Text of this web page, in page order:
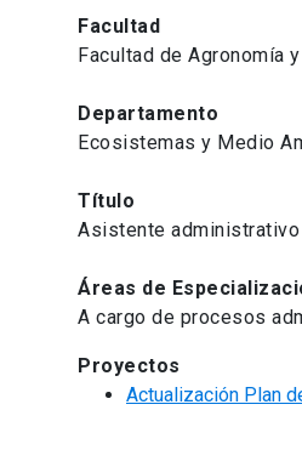
Facultad
Facultad de Agronomía
Departamento
Ecosistemas y Medio
Título
Asistente administrativo
Áreas de
A cargo de procesos
Proyectos
Actualización Plan